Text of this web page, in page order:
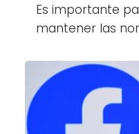
Es importante
mantener las